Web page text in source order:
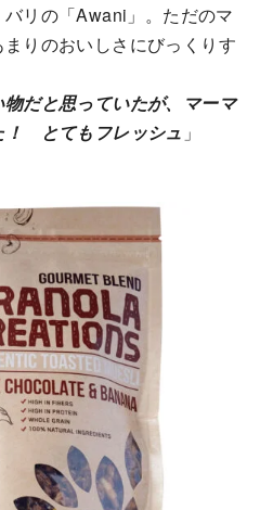
リの「Awani」。ただのマ
りのおいしさにびっくりす
だと思っていたが、マーマ
！ とてもフレッシュ 」